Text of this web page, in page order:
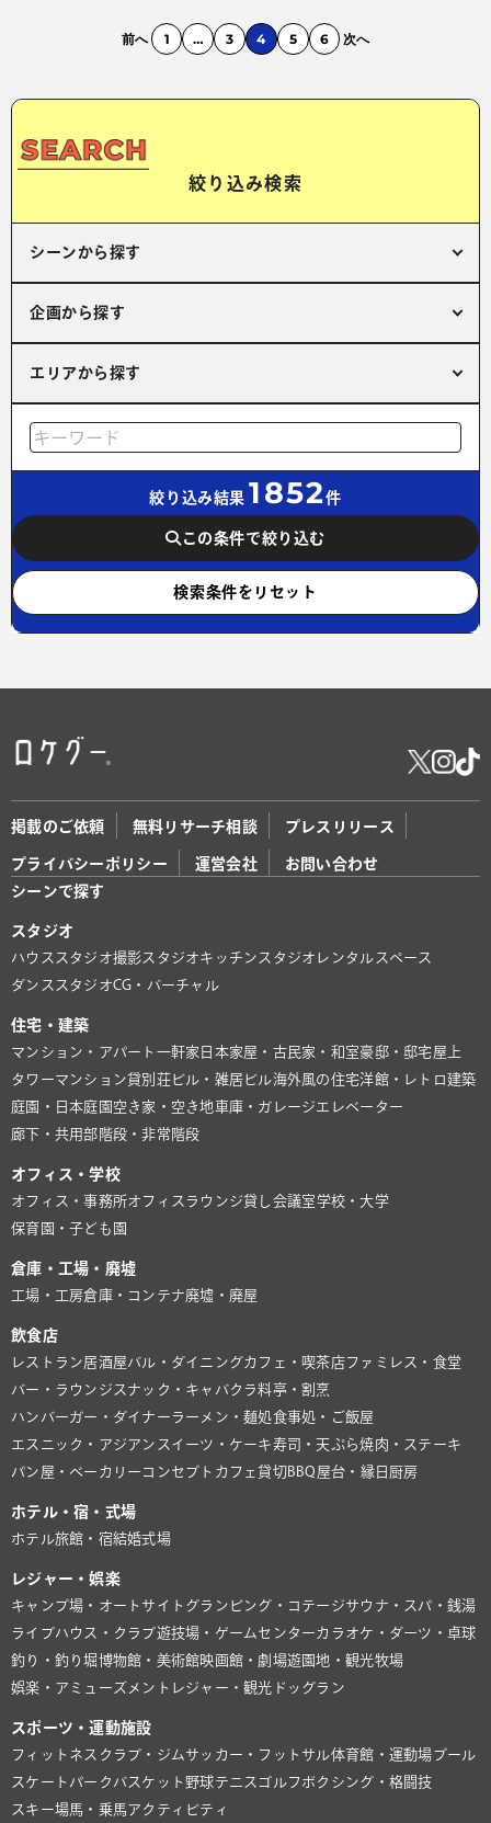
前へ 1 … 3 4 5 6 次へ
絞り込み検索
シーンから探す
企画から探す
エリアから探す
絞り込み結果 1852件
この条件で絞り込む
検索条件をリセット
掲載のご依頼 無料リサーチ相談 プレスリリース
プライバシーポリシー 運営会社
お問い合わせ
シーンで探す
スタジオ
ハウススタジオ撮影スタジオキッチンスタジオ レンタルスペース
ダンススタジオCG・バーチャル
住宅・建築
マンション・アパート 一軒家 日本家屋・古民家・和室豪邸・邸宅屋上
タワーマンション貸別荘ビル・雑居ビル海外風の住宅洋館・レトロ建築
庭園・日本庭園 空き家・空き地 車庫・ガレージ エレベーター
廊下・共用部階段・非常階段
オフィス・学校
オフィス・事務所オフィスラウンジ貸し会議室学校・大学
保育園・子ども園
倉庫・工場・廃墟
工場・工房倉庫・コンテナ廃墟・廃屋
飲食店
レストラン居酒屋バル・ダイニングカフェ・喫茶店ファミレス・食堂
バー・ラウンジ スナック・キャバクラ料亭・割烹
ハンバーガー・ダイナーラーメン・麺処食事処・ご飯屋
エスニック・アジアン スイーツ・ケーキ寿司・天ぷら焼肉・ステーキ
パン屋・ベーカリー コンセプトカフェ貸切BBQ 屋台・縁日 厨房
ホテル・宿・式場
ホテル旅館・宿結婚式場
レジャー・娯楽
キャンプ場・オートサイト グランピング・コテージサウナ・スパ・銭湯
ライブハウス・クラブ遊技場・ゲームセンターカラオケ・ダーツ・卓球
釣り・釣り堀博物館・美術館映画館・劇場遊園地・観光牧場
娯楽・アミューズメント レジャー・観光 ドッグラン
スポーツ・運動施設
フィットネスクラブ・ジム サッカー・フットサル体育館・運動場プール
スケートパーク バスケット 野球テニス ゴルフ ボクシング・格闘技
スキー場馬・乗馬アクティビティ